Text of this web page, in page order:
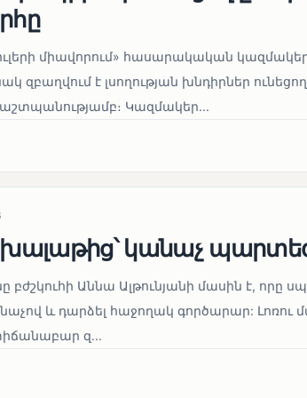
միավորում» հասարակական
զբաղվում է լսողության խնդիրներ
Կազմակեր...
կանաչ
բժշկուհի Աննա Ալթունյանի մասին է, որը
և դարձել հաջողակ գործարար: Լոռու
զ...